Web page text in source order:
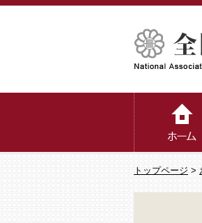
トップページ >